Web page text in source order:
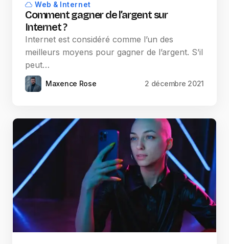
Web & Internet
Comment gagner de l’argent sur
Internet ?
Internet est considéré comme l’un des
meilleurs moyens pour gagner de l’argent. S’il
peut…
Maxence Rose 2 décembre 2021